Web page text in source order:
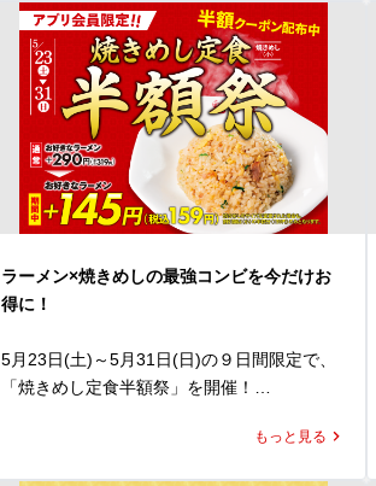
トマトの旨み、辛さ、チーズのコクが一体と
なった、締めまで楽しめる一杯です。
夏の暑さを存分に楽しむ「真夏のHOTトマト
麺」。ぜひあなた好みの一杯にカスタマイズ
してランチやディナーでお楽しみください。
川花椒の痺れをしっかり効かせました。
胡麻のコクと背脂の旨みに、花椒の香り立つ
刺激が重なり、あと引く味わいに仕上げてい
ます。
トッピングには、甜面醤でじっくり煮込んだ
担々そぼろをはじめ、にら、もやし、白ネギ
をたっぷりと使用。
ム満点かつ本格的な仕上がりに。
だけるよう、辛さを抑えた「セアブラ胡麻
担々麺」もご用意しました。
シ」（有料）で痺れと辛さを追加することも
ラーメン×焼きめしの最強コンビを今だけお
得に！
5月23日(土)～5月31日(日)の９日間限定で、
「焼きめし定食半額祭」を開催！
れるクーポンをご提示いただくと、焼きめし
もっと見る